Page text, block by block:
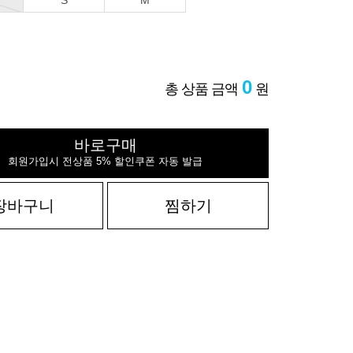
총 상품 금액 0 원
바로구매
회원가입시 전상품 5% 할인쿠폰 자동 발급
바구니 찜하기